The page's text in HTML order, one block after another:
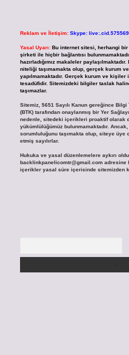
Reklam ve İletişim: Skype:
Yasal Uyarı: Bu internet sitesi, herhangi
şirketi ile hiçbir bağlantısı
hazırladığımız makaleler
niteliği taşımamakta olup, gerçek kurum
yapılmamaktadır. Gerçek kurum ve
tesadüfidir. Sitemizdeki bilgiler taslak
taşımazlar.
Sitemiz, 5651 Sayılı Kanun gereğince
(BTK) tarafından onaylanmış bir Yer
nedenle, sitedeki içerikleri proaktif olarak
yükümlülüğümüz bulunmamaktadır.
sorumluluğunu taşımakta olup, siteye üye
etmiş sayılırlar.
Hukuka ve yasal düzenlemelere aykırı
backlinkpanelicomtr@gmail.comadresine
içerikler yasal süre içerisinde sitemizden